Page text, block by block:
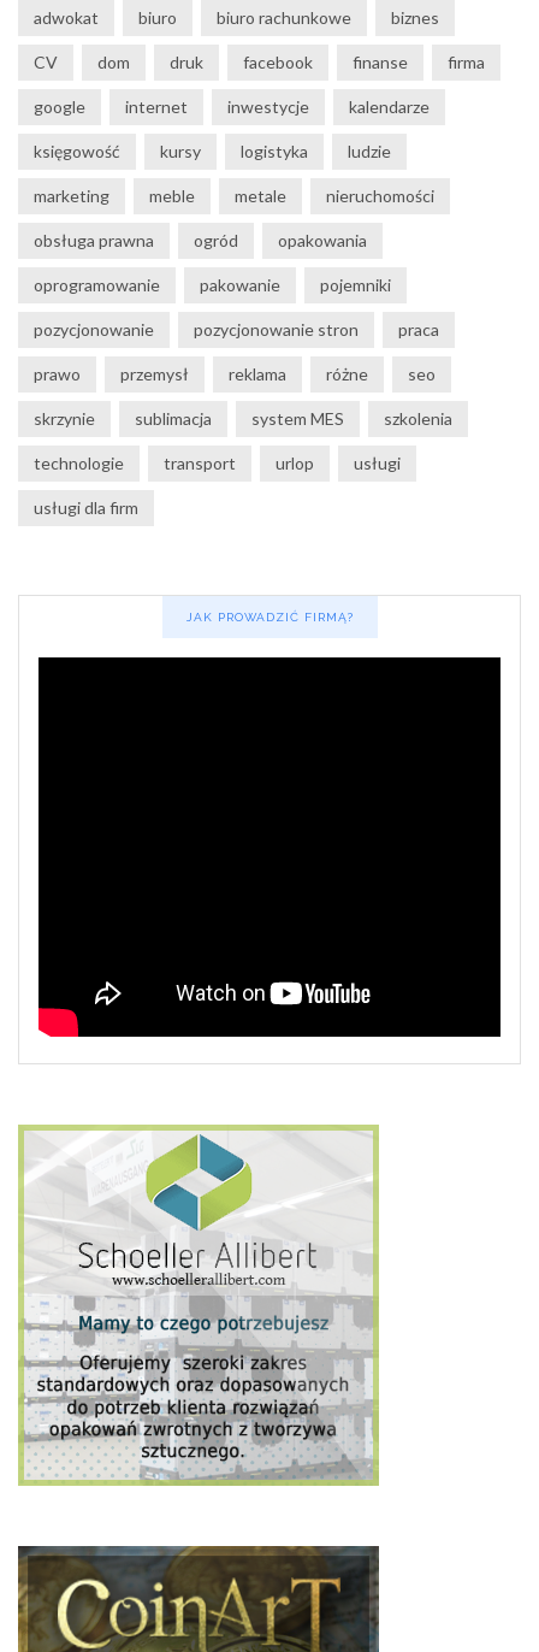
adwokat biuro biuro rachunkowe biznes
CV dom druk facebook finanse firma
google internet inwestycje kalendarze
księgowość kursy logistyka ludzie
marketing meble metale nieruchomości
obsługa prawna ogród opakowania
oprogramowanie pakowanie pojemniki
pozycjonowanie pozycjonowanie stron praca
prawo przemysł reklama różne seo
skrzynie sublimacja system MES szkolenia
technologie transport urlop usługi
usługi dla firm
JAK PROWADZIĆ FIRMĄ?